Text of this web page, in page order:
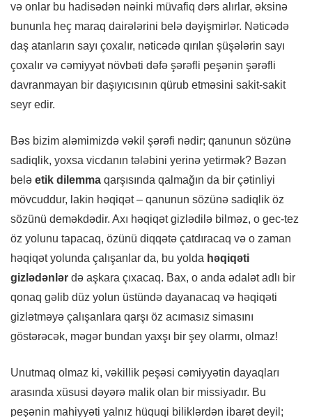
və onlar bu hadisədən nəinki müvafiq dərs alırlar, əksinə
bununla heç maraq dairələrini belə dəyişmirlər. Nəticədə
daş atanların sayı çoxalır, nəticədə qırılan şüşələrin sayı
çoxalır və cəmiyyət növbəti dəfə şərəfli peşənin şərəfli
davranmayan bir daşıyıcısının qürub etməsini sakit-sakit
seyr edir.
Bəs bizim aləmimizdə vəkil şərəfi nədir; qanunun sözünə
sadiqlik, yoxsa vicdanın tələbini yerinə yetirmək? Bəzən
belə etik dilemma qarşısında qalmağın da bir çətinliyi
mövcuddur, lakin həqiqət – qanunun sözünə sadiqlik öz
sözünü deməkdədir. Axı həqiqət gizlədilə bilməz, o gec-tez
öz yolunu tapacaq, özünü diqqətə çatdıracaq və o zaman
həqiqət yolunda çalışanlar da, bu yolda həqiqəti
gizlədənlər də aşkara çıxacaq. Bax, o anda ədalət adlı bir
qonaq gəlib düz yolun üstündə dayanacaq və həqiqəti
gizlətməyə çalışanlara qarşı öz acımasız simasını
göstərəcək, məgər bundan yaxşı bir şey olarmı, olmaz!
Unutmaq olmaz ki, vəkillik peşəsi cəmiyyətin dayaqları
arasında xüsusi dəyərə malik olan bir missiyadır. Bu
peşənin mahiyyəti yalnız hüquqi biliklərdən ibarət deyil;